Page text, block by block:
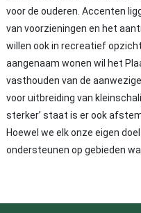
voor de ouderen. Accenten
van voorzieningen en het
willen ook in recreatief
aangenaam wonen wil het
vasthouden van de
voor uitbreiding van
sterker’ staat is er ook
Hoewel we elk onze eigen
ondersteunen op gebieden